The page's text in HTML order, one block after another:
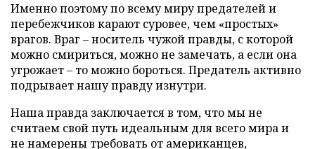
Именно поэтому по всему миру предателей и
перебежчиков карают суровее, чем «простых»
врагов. Враг – носитель чужой правды, с которой
можно смириться, можно не замечать, а если она
угрожает – то можно бороться. Предатель активно
подрывает нашу правду изнутри.
Наша правда заключается в том, что мы не
считаем свой путь идеальным для всего мира и
не намерены требовать от американцев,